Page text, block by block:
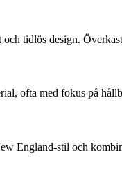
tidlös design.
ofta med fokus på
England-stil och